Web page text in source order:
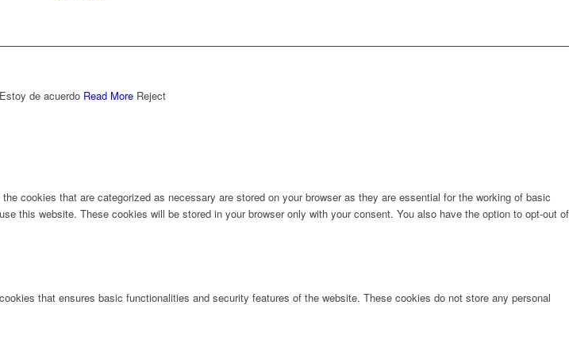
Estoy de acuerdo Read More Reject
cookies that are categorized as necessary are stored on your browser as they are essential for the working of basic
this website. These cookies will be stored in your browser only with your consent. You also have the option to opt-out of
that ensures basic functionalities and security features of the website. These cookies do not store any personal